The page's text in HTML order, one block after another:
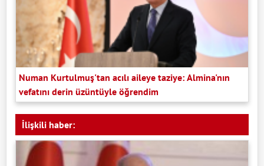
Numan Kurtulmuş'tan acılı aileye taziye: Almina'nın
vefatını derin üzüntüyle öğrendim
İlişkili haber: